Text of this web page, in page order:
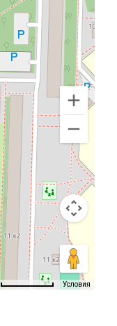
Условия